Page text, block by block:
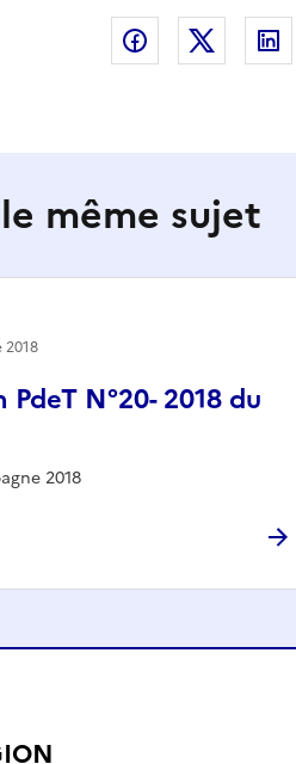
Partager sur
même sujet
PdeT N°20- 2018 du
2018
2018